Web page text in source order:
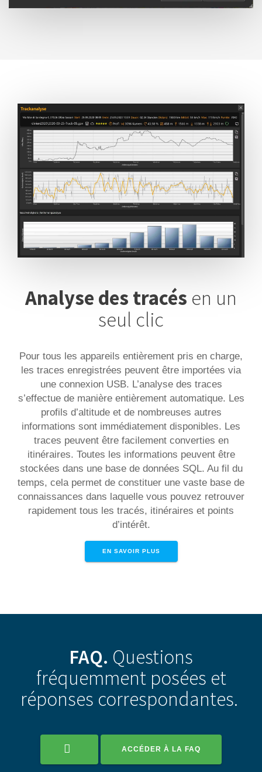
Analyse des tracés en un
seul clic
Pour tous les appareils entièrement pris en charge,
les traces enregistrées peuvent être importées via
une connexion USB. L’analyse des traces
s’effectue de manière entièrement automatique. Les
profils d’altitude et de nombreuses autres
informations sont immédiatement disponibles. Les
traces peuvent être facilement converties en
itinéraires. Toutes les informations peuvent être
stockées dans une base de données SQL. Au fil du
temps, cela permet de constituer une vaste base de
connaissances dans laquelle vous pouvez retrouver
rapidement tous les tracés, itinéraires et points
d’intérêt.
EN SAVOIR PLUS
FAQ. Questions
fréquemment posées et
réponses correspondantes.
ACCÉDER À LA FAQ